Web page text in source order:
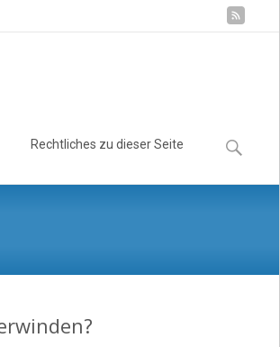
Rechtliches zu dieser Seite
Suchen
nach: